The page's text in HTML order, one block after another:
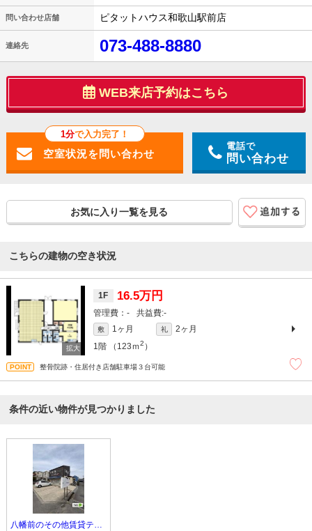
問い合わせ店舗 ピタットハウス和歌山駅前店
連絡先 073-488-8880
WEB来店予約はこちら
1分で入力完了！
電話で
問い合わせ
お気に入り一覧を見る
こちらの建物の空き状況
1F 16.5万円
- -
敷 1ヶ月 礼
2ヶ月
1階
（123ｍ2 ）
整骨院跡・住居付き店舗駐車場３台可能
条件の近い物件が見つかりました
八幡前のその他賃貸テナント